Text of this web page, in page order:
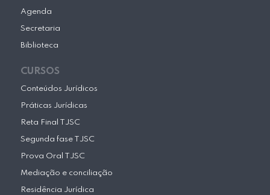
Agenda
Secretaria
Biblioteca
CURSOS
Conteúdos Jurídicos
Práticas Jurídicas
Reta Final TJSC
Segunda fase TJSC
Prova Oral TJSC
Mediação e conciliação
Residência Jurídica